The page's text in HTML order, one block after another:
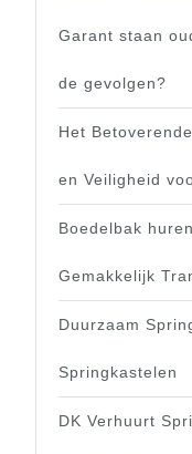
Garant staan
de gevolgen?
Het
en Veiligheid
Boedelbak
Gemakkelijk
Duurzaam
Springkastelen
DK Verhuurt